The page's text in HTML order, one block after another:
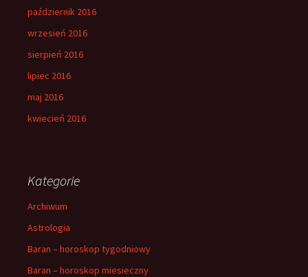
październik 2016
wrzesień 2016
sierpień 2016
lipiec 2016
maj 2016
kwiecień 2016
Kategorie
Archiwum
Astrologia
Baran – horoskop tygodniowy
Baran – horoskop miesieczny